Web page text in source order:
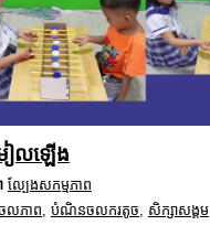
ៀលឡើង
ល្បែងសកម្មភាព
ចលភាព បំណិនចលករតូច សិក្សាសង្គម